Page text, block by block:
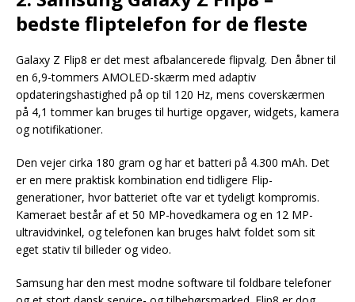
bedste fliptelefon for de fleste
Galaxy Z Flip8 er det mest afbalancerede flipvalg. Den åbner til
en 6,9-tommers AMOLED-skærm med adaptiv
opdateringshastighed på op til 120 Hz, mens coverskærmen
på 4,1 tommer kan bruges til hurtige opgaver, widgets, kamera
og notifikationer.
Den vejer cirka 180 gram og har et batteri på 4.300 mAh. Det
er en mere praktisk kombination end tidligere Flip-
generationer, hvor batteriet ofte var et tydeligt kompromis.
Kameraet består af et 50 MP-hovedkamera og en 12 MP-
ultravidvinkel, og telefonen kan bruges halvt foldet som sit
eget stativ til billeder og video.
Samsung har den mest modne software til foldbare telefoner